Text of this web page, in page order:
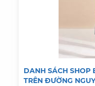
DANH SÁCH SHOP
TRÊN ĐƯỜNG